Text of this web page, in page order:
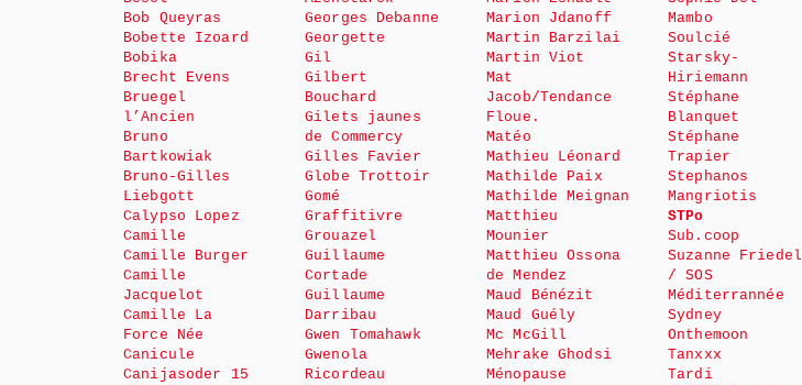
Bob Queyras
Bobette Izoard
Bobika
Brecht Evens
Bruegel
l’Ancien
Bruno
Bartkowiak
Bruno-Gilles
Liebgott
Calypso Lopez
Camille
Camille Burger
Camille
Jacquelot
Camille La
Force Née
Canicule
Canijasoder 15
Georges Debanne
Georgette
Gil
Gilbert
Bouchard
Gilets jaunes
de Commercy
Gilles Favier
Globe Trottoir
Gomé
Graffitivre
Grouazel
Guillaume
Cortade
Guillaume
Darribau
Gwen Tomahawk
Gwenola
Ricordeau
Marion Jdanoff
Martin Barzilai
Martin Viot
Mat
Jacob/Tendance
Floue.
Matéo
Mathieu Léonard
Mathilde Paix
Mathilde Meignan
Matthieu
Mounier
Matthieu Ossona
de Mendez
Maud Bénézit
Maud Guély
Mc McGill
Mehrake Ghodsi
Ménopause
Mambo
Soulcié
Starsky-
Hiriemann
Stéphane
Blanquet
Stéphane
Trapier
Stephanos
Mangriotis
STPo
Sub.coop
Suzanne Friedel
/ SOS
Méditerrannée
Sydney
Onthemoon
Tanxxx
Tardi